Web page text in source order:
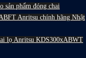
sản phẩm đóng chai
Anritsu chính hãng Nhật
lọ Anritsu KDS300xABWT